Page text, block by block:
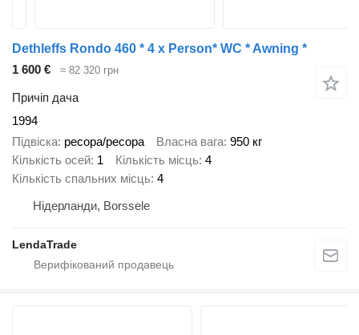
Dethleffs Rondo 460 * 4 x Person* WC * Awning *
1 600 €
≈ 82 320 грн
Причіп дача
1994
Підвіска ресора/ресора Власна вага 950 кг
Кількість осей 1 Кількість місць 4
Кількість спальних місць 4
Нідерланди, Borssele
LendaTrade